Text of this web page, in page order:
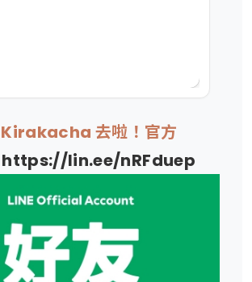
Kirakacha 去啦！官方
https://lin.ee/nRFduep